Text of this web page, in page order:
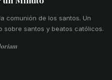
comunión de los santos. Un
sobre santos y beatos católicos.